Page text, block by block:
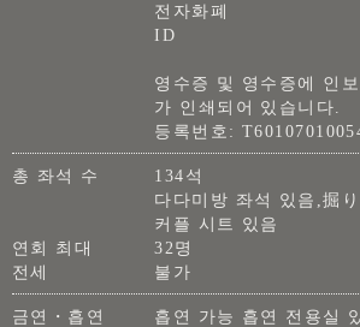
전자화폐
ID
영수증 및 영수증에 인
가 인쇄되어 있습니다.
등록번호:
총 좌석 수
134석
다다미방 좌석 있음,掘
커플 시트 있음
연회 최대
32명
전세
불가
금연・흡연
흡연 가능 흡연 전용실